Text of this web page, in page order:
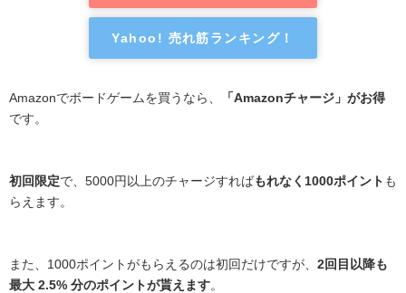
Yahoo! 売れ筋ランキング！
Amazonでボードゲームを買うなら、
「Amazonチャージ」がお得
です。
初回限定で、5000円以上のチャージすればもれなく1000ポイント も
らえます。
また、1000ポイントがもらえるのは初回だけですが、 2回目以降も
最大 2.5% 分のポイントが貰えます。